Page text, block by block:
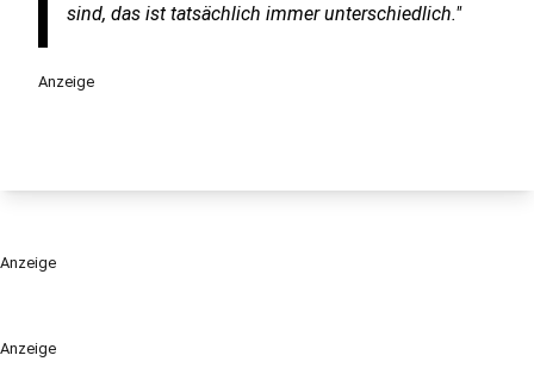
Anzeige
sind, das ist tatsächlich immer unterschiedlich."
Anzeige
Anzeige